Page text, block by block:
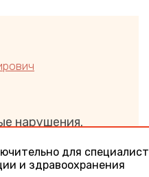
нарушения.
для
и здравоохранения